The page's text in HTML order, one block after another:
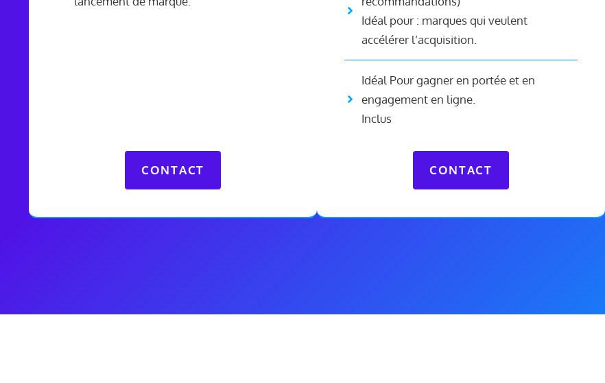
CONTACT
Idéal pour : marques qui veulent
accélérer l’acquisition.
Idéal Pour gagner en portée et en
engagement en ligne.
Inclus
CONTACT